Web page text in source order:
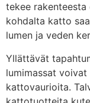
tekee
kohdalta katto
lumen ja veden
Yllättävät
lumimassat
kattovaurioita.